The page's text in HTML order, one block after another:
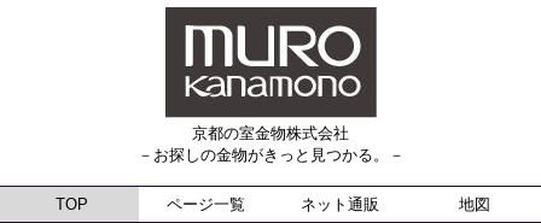
京都の室金物株式会社
－お探しの金物がきっと見つかる。－
TOP ページ一覧 ネット通販 地図